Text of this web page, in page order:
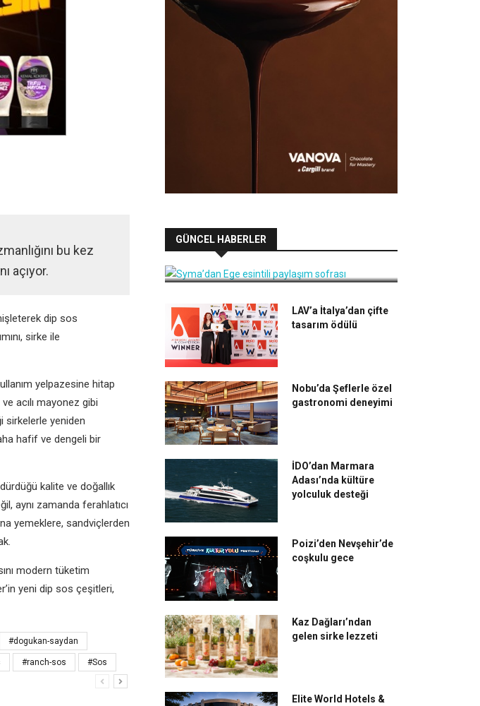
bu kez
açıyor.
dip sos
sirke ile
yelpazesine hitap
acılı mayonez gibi
sirkelerle yeniden
hafif ve dengeli bir
kalite ve doğallık
aynı zamanda ferahlatıcı
yemeklere, sandviçlerden
modern tüketim
yeni dip sos çeşitleri,
#dogukan-saydan
#ranch-sos #Sos
GÜNCEL HABERLER
Syma’dan Ege esintili paylaşım
sofrası
LAV’a İtalya’dan çifte
tasarım ödülü
Nobu’da Şeflerle özel
gastronomi deneyimi
İDO’dan Marmara
Adası’nda kültüre
yolculuk desteği
Poizi’den Nevşehir’de
coşkulu gece
Kaz Dağları’ndan
gelen sirke lezzeti
Elite World Hotels &